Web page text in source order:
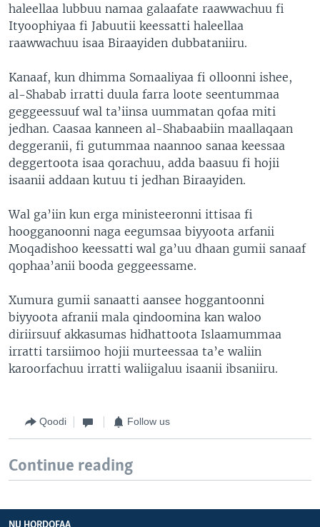
haleellaa lubbuu namaa galaafate raawwachuu fi
Ityoophiyaa fi Jabuutii keessatti haleellaa
raawwachuu isaa Biraayiden dubbataniiru.
Kanaaf, kun dhimma Somaaliyaa fi olloonni ishee,
al-Shabab irratti duula farra loote seentummaa
geggeessuuf wal ta’iinsa uummatan qofaa miti
jedhan. Caasaa kanneen al-Shabaabiin maallaqaan
deggeranii, fi gutummaa naannoo sanaa keessaa
deggertoota isaa qorachuu, adda baasuu fi hojii
isaanii addaan kutuu ti jedhan Biraayiden.
Wal ga’iin kun erga ministeeronni ittisaa fi
hoogganoonni naga eegumsaa biyyoota arfanii
Moqadishoo keessatti wal ga’uu dhaan gumii sanaaf
qophaa’anii booda geggeessame.
Xumura gumii sanaatti aansee hoggantoonni
biyyoota afranii mala qindoomina kan waloo
diriirsuuf akkasumas hidhattoota Islaamummaa
irratti tarsiimoo hojii murteessaa ta’e waliin
karoorfachuu irratti waliigaluu isaanii ibsaniiru.
Qoodi Follow us
Continue reading
NU HORDOFAA